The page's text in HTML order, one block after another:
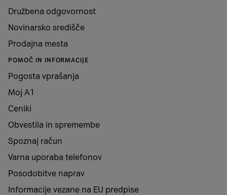
Družbena odgovornost
Novinarsko središče
Prodajna mesta
POMOČ IN INFORMACIJE
Pogosta vprašanja
Moj A1
Ceniki
Obvestila in spremembe
Spoznaj račun
Varna uporaba telefonov
Posodobitve naprav
Informacije vezane na EU predpise